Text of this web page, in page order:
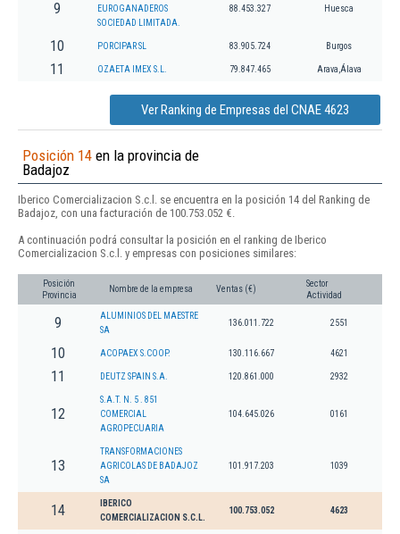
9
EUROGANADEROS
SOCIEDAD LIMITADA.
88.453.327 Huesca
10 PORCIPAR SL 83.905.724 Burgos
11 OZAETA IMEX S.L. 79.847.465 Arava,Álava
Ver Ranking de Empresas del CNAE 4623
Posición 14 en la provincia de
Badajoz
Iberico Comercializacion S.c.l. se encuentra en la posición 14 del Ranking de
Badajoz, con una facturación de 100.753.052 €.
A continuación podrá consultar la posición en el ranking de Iberico
Comercializacion S.c.l. y empresas con posiciones similares:
Posición
Provincia
Nombre de la empresa Ventas (€)
Sector
Actividad
9
ALUMINIOS DEL MAESTRE
SA
136.011.722 2551
10 ACOPAEX S.COOP. 130.116.667 4621
11 DEUTZ SPAIN S.A. 120.861.000 2932
12
S.A.T. N. 5 . 851
COMERCIAL
AGROPECUARIA
104.645.026 0161
13
TRANSFORMACIONES
AGRICOLAS DE BADAJOZ
SA
101.917.203 1039
14
IBERICO
COMERCIALIZACION S.C.L.
100.753.052 4623